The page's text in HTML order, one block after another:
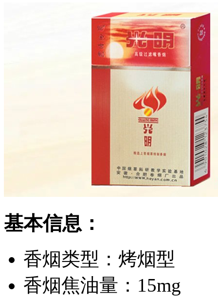
基本信息：
香烟类型： 烤烟型
香烟焦油量： 15mg